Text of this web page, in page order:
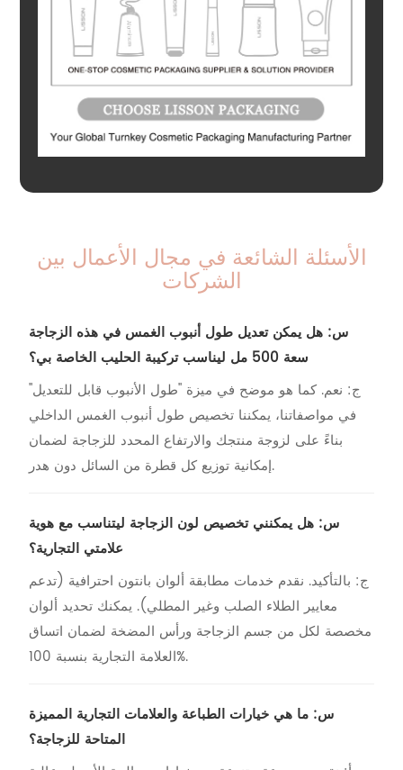
الأسئلة الشائعة في مجال الأعمال بين
الشركات
س: هل يمكن تعديل طول أنبوب الغمس في هذه الزجاجة
سعة 500 مل ليناسب تركيبة الحليب الخاصة بي؟
ج: نعم. كما هو موضح في ميزة "طول الأنبوب قابل للتعديل"
في مواصفاتنا، يمكننا تخصيص طول أنبوب الغمس الداخلي
بناءً على لزوجة منتجك والارتفاع المحدد للزجاجة لضمان
إمكانية توزيع كل قطرة من السائل دون هدر.
س: هل يمكنني تخصيص لون الزجاجة ليتناسب مع هوية
علامتي التجارية؟
ج: بالتأكيد. نقدم خدمات مطابقة ألوان بانتون احترافية (تدعم
معايير الطلاء الصلب وغير المطلي). يمكنك تحديد ألوان
مخصصة لكل من جسم الزجاجة ورأس المضخة لضمان اتساق
العلامة التجارية بنسبة 100%.
س: ما هي خيارات الطباعة والعلامات التجارية المميزة
المتاحة للزجاجة؟